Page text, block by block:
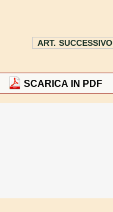
ART. SUCCESSIVO
SCARICA IN PDF